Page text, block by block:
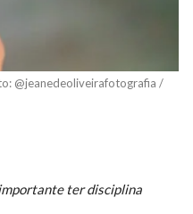
@jeanedeoliveirafotografia /
ter disciplina